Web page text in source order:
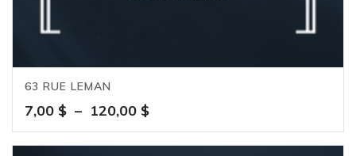
63 RUE LEMAN
7,00 $ – 120,00 $Plage
de
prix :